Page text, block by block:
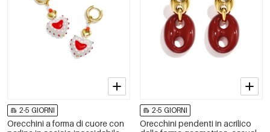
2-5 GIORNI
Orecchini a forma di cuore con
2-5 GIORNI
Orecchini pendenti in acrilico